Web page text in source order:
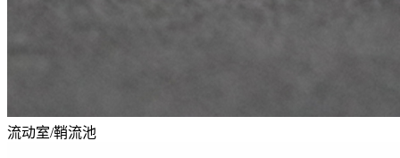
流动室/鞘流池